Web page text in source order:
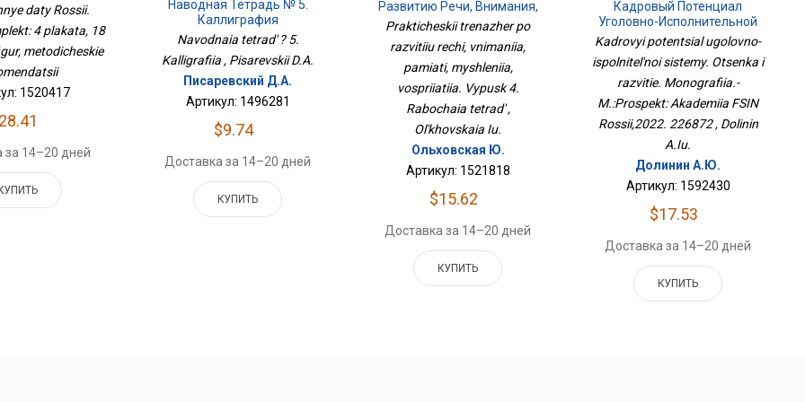
Фигур,
daty Rossii.
4 plakata, 18
metodicheskie
1520417
за 14–20 дней
КУПИТЬ
Наводная Тетрадь № 5.
Каллиграфия
Navodnaia tetrad' ? 5.
Kalligrafiia , Pisarevskii D.A.
Писаревский Д.А.
Артикул: 1496281
$9.74
Доставка за 14–20 дней
КУПИТЬ
Развитию Речи, Внимания,
Памяти, Мышления,
Восприятия. Выпуск 4.
Рабочая Тетрадь
Prakticheskii trenazher po
razvitiiu rechi, vnimaniia,
pamiati, myshleniia,
vospriiatiia. Vypusk 4.
Rabochaia tetrad' ,
Ol'khovskaia Iu.
Ольховская Ю.
Артикул: 1521818
$15.62
Доставка за 14–20 дней
КУПИТЬ
Кадровый Потенциал
Уголовно-Исполнительной
Системы. Оценка И Развитие.
Монография.-М.:Проспект:
Академия ФСИН
России,2022. 226872
Kadrovyi potentsial ugolovno-
ispolnitel'noi sistemy. Otsenka i
razvitie. Monografiia.-
M.:Prospekt: Akademiia FSIN
Rossii,2022. 226872 , Dolinin
A.Iu.
Долинин А.Ю.
Артикул: 1592430
$17.53
Доставка за 14–20 дней
КУПИТЬ